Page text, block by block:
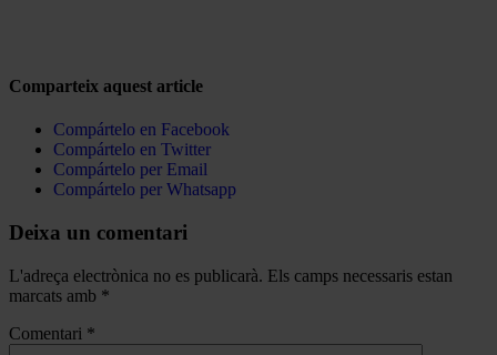
Comparteix aquest article
Compártelo en Facebook
Compártelo en Twitter
Compártelo per Email
Compártelo per Whatsapp
Deixa un comentari
L'adreça electrònica no es publicarà. Els camps necessaris estan
marcats amb *
Comentari *